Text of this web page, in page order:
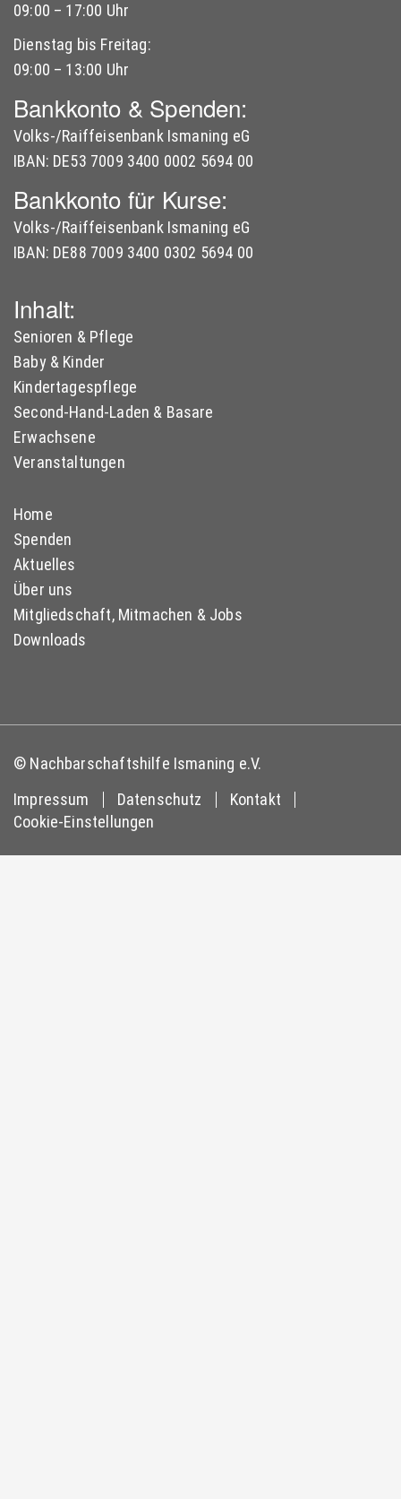
09:00 – 17:00 Uhr
Dienstag bis Freitag:
09:00 – 13:00 Uhr
Bankkonto & Spenden:
Volks-/Raiffeisenbank Ismaning eG
IBAN: DE53 7009 3400 0002 5694 00
Bankkonto für Kurse:
Volks-/Raiffeisenbank Ismaning eG
IBAN: DE88 7009 3400 0302 5694 00
Inhalt:
Senioren & Pflege
Baby & Kinder
Kindertagespflege
Second-Hand-Laden & Basare
Erwachsene
Veranstaltungen
Home
Spenden
Aktuelles
Über uns
Mitgliedschaft, Mitmachen & Jobs
Downloads
© Nachbarschaftshilfe Ismaning e.V.
Impressum
Datenschutz
Kontakt
Cookie-Einstellungen